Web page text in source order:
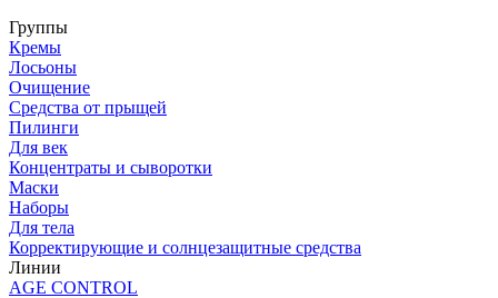
Группы
Кремы
Лосьоны
Очищение
Средства от прыщей
Пилинги
Для век
Концентраты и сыворотки
Маски
Наборы
Для тела
Корректирующие и солнцезащитные средства
Линии
AGE CONTROL